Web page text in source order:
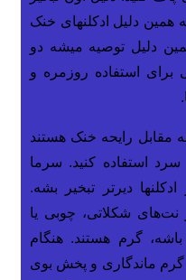
همین دلیل ادکلنهای خنک
دلیل توصیه میشه دو
برای استفاده روزمره و
مقابل رایحه خنک هستند
استفاده کنید. سرما
دیرتر تبخیر بشه.
نت‌های شکلاتی، چوبی یا
گرم هستند. هنگام
گرم ماندگاری و پخش بوی